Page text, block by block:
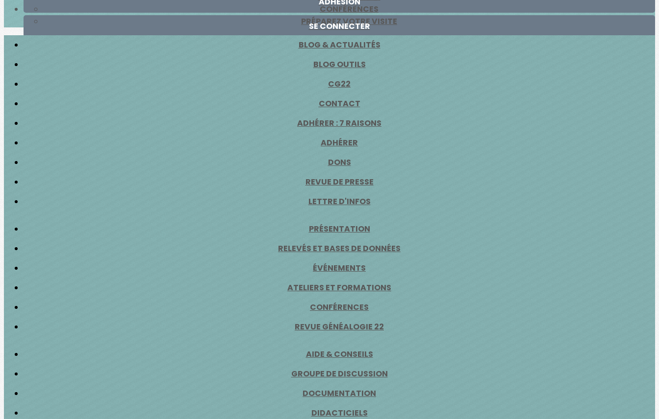
CONFÉRENCES
PRÉPAREZ VOTRE VISITE
SE CONNECTER
BLOG & ACTUALITÉS
BLOG OUTILS
CG22
CONTACT
ADHÉRER : 7 RAISONS
ADHÉRER
DONS
REVUE DE PRESSE
LETTRE D'INFOS
PRÉSENTATION
RELEVÉS ET BASES DE DONNÉES
ÉVÉNEMENTS
ATELIERS ET FORMATIONS
CONFÉRENCES
REVUE GÉNÉALOGIE 22
AIDE & CONSEILS
GROUPE DE DISCUSSION
DOCUMENTATION
DIDACTICIELS